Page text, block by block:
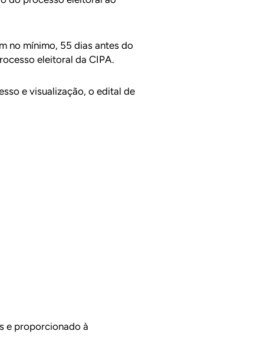
no mínimo, 55 dias antes do
eleitoral da CIPA.
e visualização, o edital de
e proporcionado à